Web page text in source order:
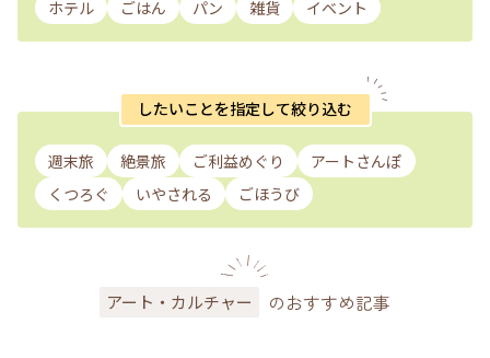
ホテル ごはん パン 雑貨 イベント
したいことを指定して絞り込む
週末旅 絶景旅 ご利益めぐり
アートさんぽ
くつろぐ
いやされる ごほうび
アート・カルチャー のおすすめ記事